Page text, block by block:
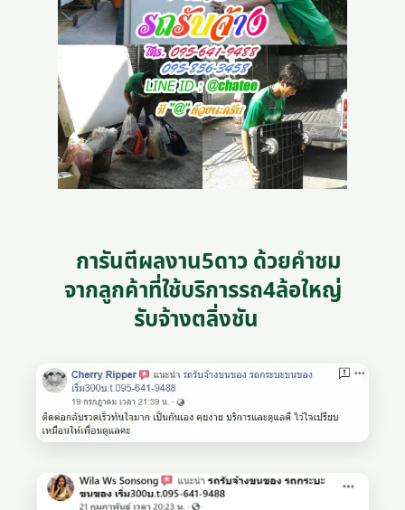
การันตีผลงาน5ดาว ด้วยคำชม
จากลูกค้าที่ใช้บริการรถ4ล้อใหญ่
รับจ้างตลิ่งชัน